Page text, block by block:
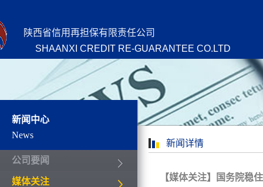
陕西省信用再担保有限责任公司
SHAANXI CREDIT RE-GUARANTEE CO.LTD
新闻中心
News
公司要闻
媒体关注
新闻详情
【媒体关注】国务院稳